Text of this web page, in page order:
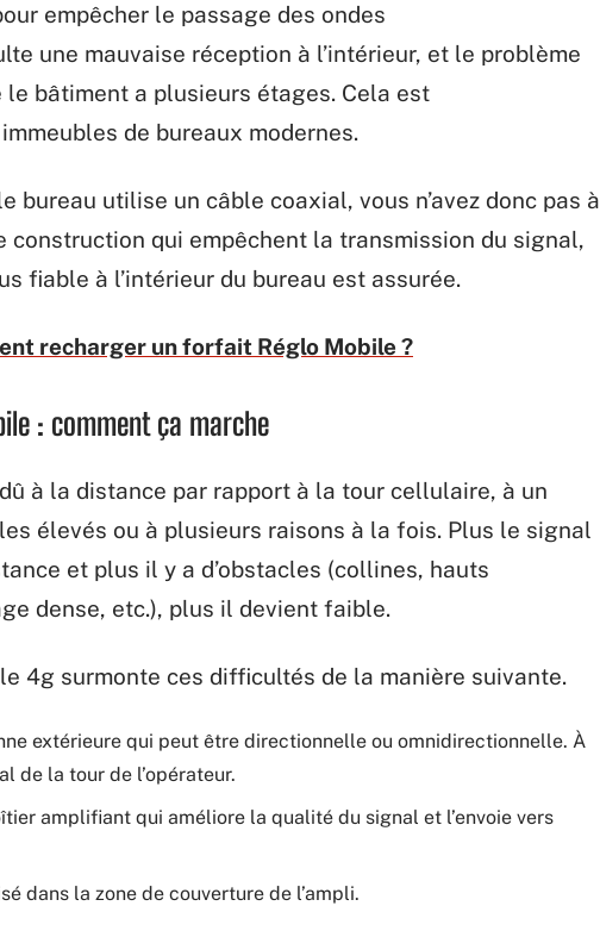
empêcher le passage des ondes
une mauvaise réception à l’intérieur, et le problème
le bâtiment a plusieurs étages. Cela est
de bureaux modernes.
bureau utilise un câble coaxial, vous n’avez donc pas à
construction qui empêchent la transmission du signal,
fiable à l’intérieur du bureau est assurée.
recharger un forfait Réglo Mobile ?
: comment ça marche
à la distance par rapport à la tour cellulaire, à un
élevés ou à plusieurs raisons à la fois. Plus le signal
et plus il y a d’obstacles (collines, hauts
dense, etc.), plus il devient faible.
4g surmonte ces difficultés de la manière suivante.
extérieure qui peut être directionnelle ou omnidirectionnelle. À
de la tour de l’opérateur.
amplifiant qui améliore la qualité du signal et l’envoie vers
dans la zone de couverture de l’ampli.